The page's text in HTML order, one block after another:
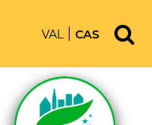
VAL CAS